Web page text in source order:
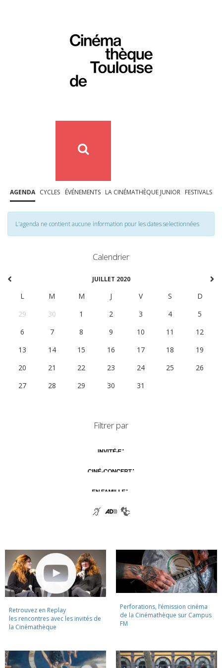
AGENDA CYCLES ÉVÉNEMENTS LA CINÉMATHÈQUE JUNIOR FESTIVALS
L'agenda ne contient aucune information pour les dates selectionnées
Calendrier
JUILLET 2020
L M M J V S
D
29
30 1 2 3 4
5
6
7 8 9 10 11
12
13
14 15 16 17 18
19
20
21 22 23 24 25
26
27
28 29 30 31
Filtrer par
Retrouvez en Replay
les rencontres avec les invités de
la Cinémathèque
Perforations, l’émission cinéma
de la Cinémathèque sur Campus
FM